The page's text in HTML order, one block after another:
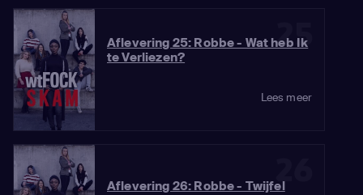
25
Aflevering 25: Robbe - Wat heb Ik
te Verliezen?
Lees meer
26
Aflevering 26: Robbe - Twijfel